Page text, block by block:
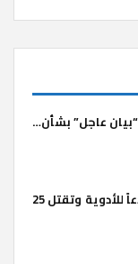
عاجل” بشأن…
قوات الاحتلال تدمر مستودعاً للأدوية وتقتل 25